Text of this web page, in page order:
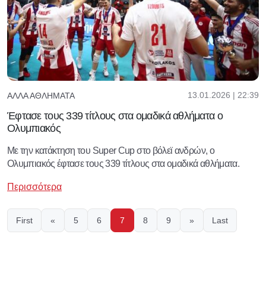
ΆΛΛΑ ΑΘΛΉΜΑΤΑ 13.01.2026 | 22:39
Έφτασε τους 339 τίτλους στα ομαδικά αθλήματα ο
Ολυμπιακός
Με την κατάκτηση του Super Cup στο βόλεϊ ανδρών, ο
Ολυμπιακός έφτασε τους 339 τίτλους στα ομαδικά αθλήματα.
Περισσότερα
First « 5 6 7 8 9 » Last